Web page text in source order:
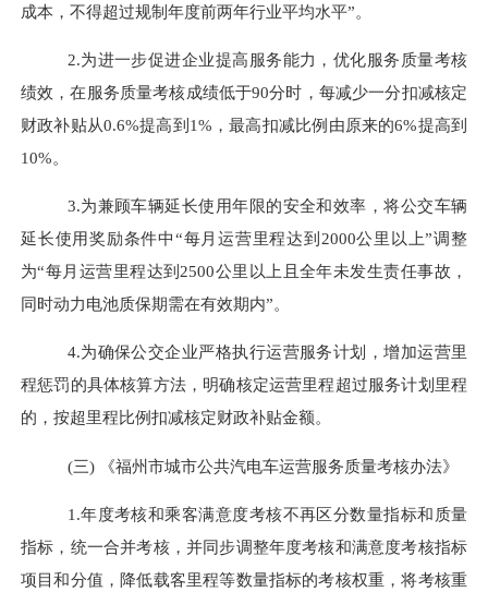
成本，不得超过规制年度前两年行业平均水平”。
2.为进一步促进企业提高服务能力，优化服务质量考核
绩效，在服务质量考核成绩低于90分时，每减少一分扣减核定
财政补贴从0.6%提高到1%，最高扣减比例由原来的6%提高到
10%。
3.为兼顾车辆延长使用年限的安全和效率，将公交车辆
延长使用奖励条件中“每月运营里程达到2000公里以上”调整
为“每月运营里程达到2500公里以上且全年未发生责任事故，
同时动力电池质保期需在有效期内”。
4.为确保公交企业严格执行运营服务计划，增加运营里
程惩罚的具体核算方法，明确核定运营里程超过服务计划里程
的，按超里程比例扣减核定财政补贴金额。
(三) 《福州市城市公共汽电车运营服务质量考核办法》
1.年度考核和乘客满意度考核不再区分数量指标和质量
指标，统一合并考核，并同步调整年度考核和满意度考核指标
项目和分值，降低载客里程等数量指标的考核权重，将考核重